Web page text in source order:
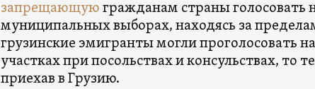
запрещающуюгражданам страны голосовать
муниципальных выборах, находясь за
грузинские эмигранты могли проголосовать
участках при посольствах и консульствах, то
приехав в Грузию.